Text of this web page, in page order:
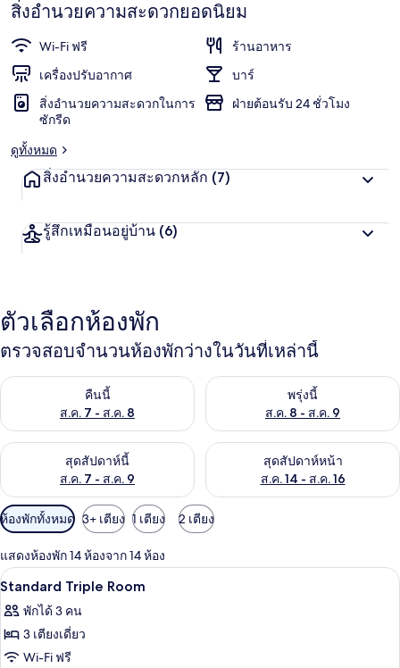
สิ่งอำนวยความสะดวกยอดนิยม
Wi-Fi ฟรี
ร้านอาหาร
เครื่องปรับอากาศ
บาร์
สิ่งอำนวยความสะดวกในการ
ซักรีด
ฝ่ายต้อนรับ 24 ชั่วโมง
ดูทั้งหมด
สิ่งอำนวยความสะดวกหลัก (7)
รู้สึกเหมือนอยู่บ้าน (6)
ตัวเลือกห้องพัก
ตรวจสอบจำนวนห้องพักว่างในวันที่เหล่านี้
คืนนี้
ส.ค. 7 - ส.ค. 8
ตรวจสอบจำนวนห้องพักว่างในคืนนี้ ส.ค. 7 - ส.ค. 8พรุ่งนี้
ส.ค. 8 - ส.ค. 9
ตรวจสอบจำนวนห้องพักว่างใน
สุดสัปดาห์นี้
ส.ค. 7 - ส.ค. 9
ตรวจสอบจำนวนห้องพักว่างในสุดสัปดาห์นี้ ส.ค. 7 - ส.ค. 9
สุดสัปดาห์หน้า
ส.ค. 14 - ส.ค. 16
ตรวจสอบจำนวนห้องพักว่างใน
ตัว
กรอง
ที่
มี
ให้
สำหรับ
ห้อง
ห้องพักทั้งหมด 3+ เตียง 1 เตียง 2 เตียง
แสดงห้องพัก 14 ห้องจาก 14 ห้อง
เปิด
ภาพถ่าย
ทั้งหมด
ของ
โต๊ะทำงาน, ห้องเก็บเสียง, Wi-Fi ฟรี, ผ้
1
Standard Triple Room
พักได้ 3 คน
3 เตียงเดี่ยว
Wi-Fi ฟรี